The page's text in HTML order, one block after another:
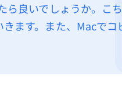
ら良いでしょうか。こ
ます。また、Macでコ